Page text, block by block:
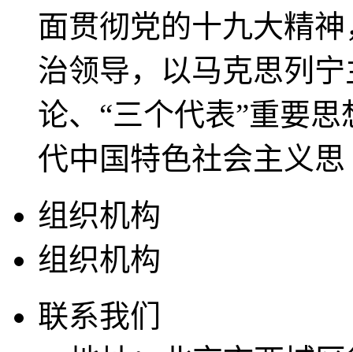
面贯彻党的十九大精
治领导，以马克思列
论、“三个代表”重要
代中国特色社会主义思
组织机构
组织机构
联系我们